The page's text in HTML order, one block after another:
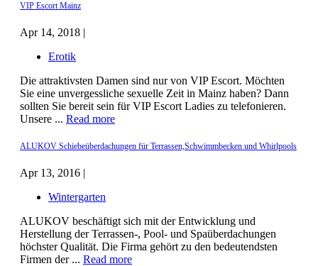
VIP Escort Mainz
Apr 14, 2018 |
Erotik
Die attraktivsten Damen sind nur von VIP Escort. Möchten
Sie eine unvergessliche sexuelle Zeit in Mainz haben? Dann
sollten Sie bereit sein für VIP Escort Ladies zu telefonieren.
Unsere ... Read more
ALUKOV Schiebeüberdachungen für Terrassen,Schwimmbecken und Whirlpools
Apr 13, 2016 |
Wintergarten
ALUKOV beschäftigt sich mit der Entwicklung und
Herstellung der Terrassen-, Pool- und Spaüberdachungen
höchster Qualität. Die Firma gehört zu den bedeutendsten
Firmen der ... Read more